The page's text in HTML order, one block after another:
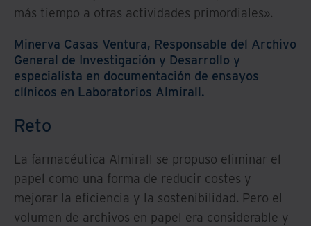
más tiempo a otras actividades primordiales».
Minerva Casas Ventura, Responsable del Archivo
General de Investigación y Desarrollo y
especialista en documentación de ensayos
clínicos en Laboratorios Almirall.
Reto
La farmacéutica Almirall se propuso eliminar el
papel como una forma de reducir costes y
mejorar la eficiencia y la sostenibilidad. Pero el
volumen de archivos en papel era considerable y